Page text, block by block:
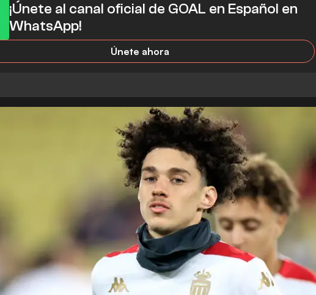
¡Únete al canal oficial de GOAL en Español en
WhatsApp!
Únete ahora